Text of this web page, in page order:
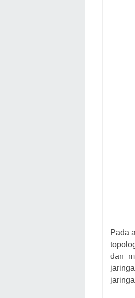
Pada
dan